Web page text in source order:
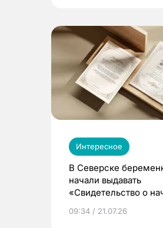
Интересное
В Северске
начали выдавать
«Свидетельство о
09:34 / 21.07.26